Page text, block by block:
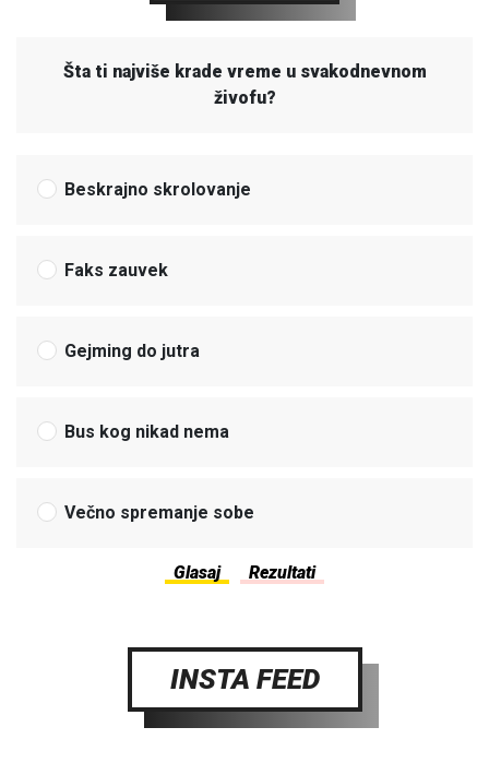
Šta ti najviše krade vreme u svakodnevnom
živofu?
Beskrajno skrolovanje
Faks zauvek
Gejming do jutra
Bus kog nikad nema
Večno spremanje sobe
INSTA FEED